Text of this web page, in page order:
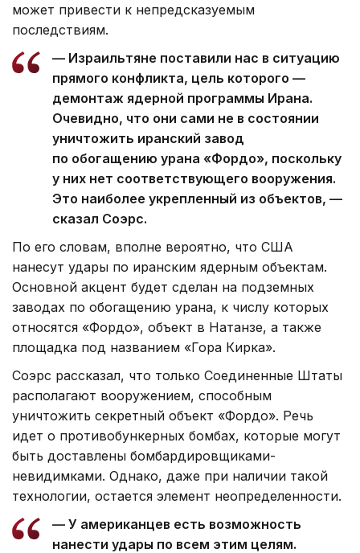
может привести к непредсказуемым
последствиям.
— Израильтяне поставили нас в ситуацию
прямого конфликта, цель которого —
демонтаж ядерной программы Ирана.
Очевидно, что они сами не в состоянии
уничтожить иранский завод
по обогащению урана «Фордо», поскольку
у них нет соответствующего вооружения.
Это наиболее укрепленный из объектов, —
сказал Соэрс.
По его словам, вполне вероятно, что США
нанесут удары по иранским ядерным объектам.
Основной акцент будет сделан на подземных
заводах по обогащению урана, к числу которых
относятся «Фордо», объект в Натанзе, а также
площадка под названием «Гора Кирка».
Соэрс рассказал, что только Соединенные Штаты
располагают вооружением, способным
уничтожить секретный объект «Фордо». Речь
идет о противобункерных бомбах, которые могут
быть доставлены бомбардировщиками-
невидимками. Однако, даже при наличии такой
технологии, остается элемент неопределенности.
— У американцев есть возможность
нанести удары по всем этим целям.